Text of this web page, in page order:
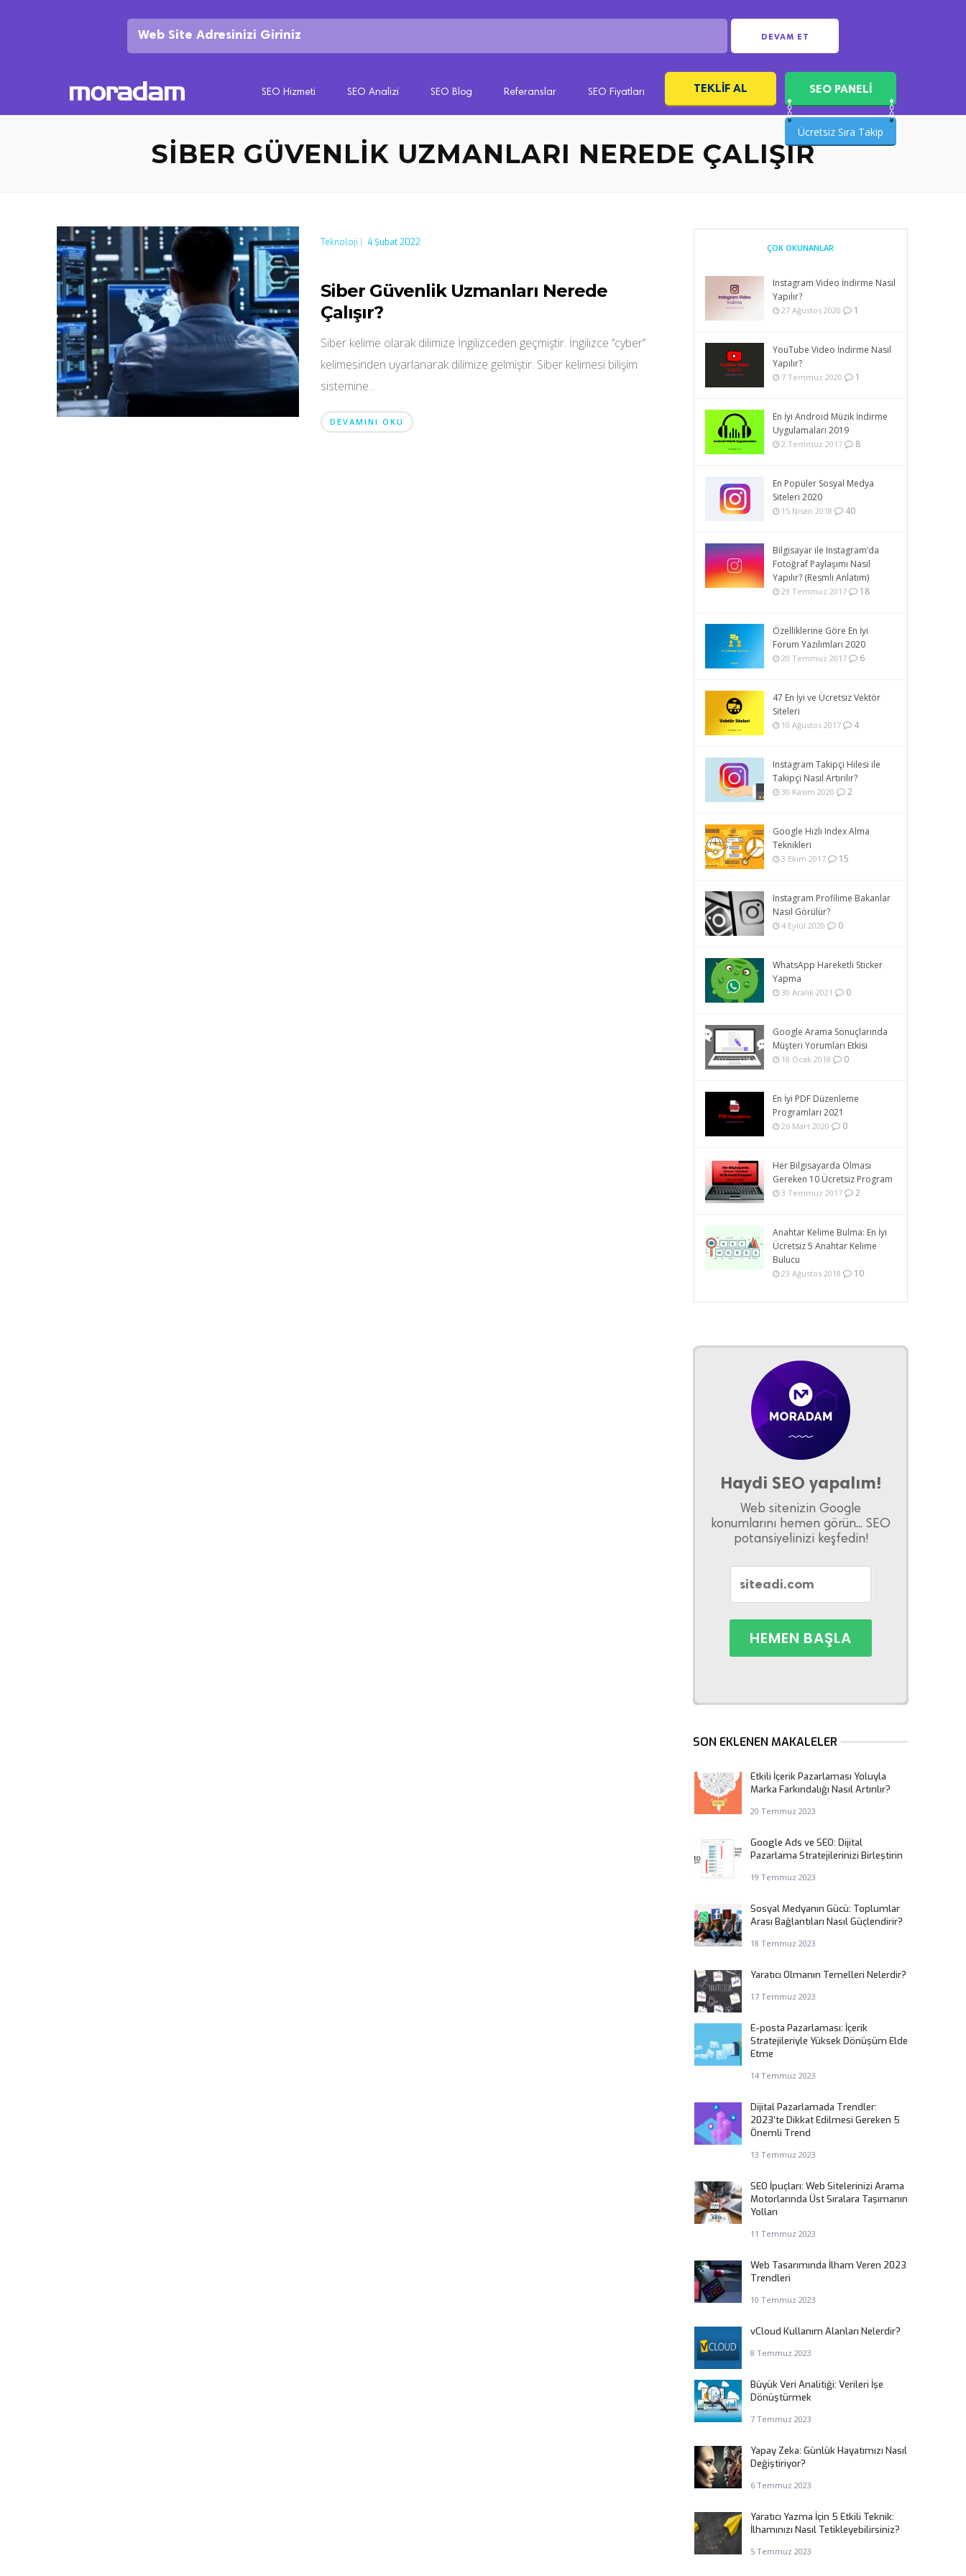
DEVAM ET
SEO Hizmeti SEO Analizi SEO Blog Referanslar SEO Fiyatları TEKLIF AL SEO PANELİ
Ücretsiz Sıra Takip
SIBER GÜVENLIK UZMANLARI NEREDE ÇALIŞIR
Teknoloji 4 Şubat 2022
Siber Güvenlik Uzmanları Nerede
Çalışır?
Siber kelime olarak dilimize İngilizceden geçmiştir. İngilizce ‘’cyber’’
kelimesinden uyarlanarak dilimize gelmiştir. Siber kelimesi bilişim
sistemine...
DEVAMINI OKU
ÇOK OKUNANLAR
Instagram Video İndirme Nasıl
Yapılır?
27 Ağustos 2020 1
YouTube Video İndirme Nasıl
Yapılır?
7 Temmuz 2020 1
En İyi Android Müzik İndirme
Uygulamaları 2019
2 Temmuz 2017 8
En Popüler Sosyal Medya
Siteleri 2020
15 Nisan 2018 40
Bilgisayar ile Instagram’da
Fotoğraf Paylaşımı Nasıl
Yapılır? (Resmli Anlatım)
29 Temmuz 2017 18
Özelliklerine Göre En İyi
Forum Yazılımları 2020
20 Temmuz 2017 6
47 En İyi ve Ücretsiz Vektör
Siteleri
10 Ağustos 2017 4
Instagram Takipçi Hilesi ile
Takipçi Nasıl Artırılır?
30 Kasım 2020 2
Google Hızlı Index Alma
Teknikleri
3 Ekim 2017 15
Instagram Profilime Bakanlar
Nasıl Görülür?
4 Eylül 2020 0
WhatsApp Hareketli Sticker
Yapma
30 Aralık 2021 0
Google Arama Sonuçlarında
Müşteri Yorumları Etkisi
18 Ocak 2018 0
En İyi PDF Düzenleme
Programları 2021
26 Mart 2020 0
Her Bilgisayarda Olması
Gereken 10 Ücretsiz Program
3 Temmuz 2017 2
Anahtar Kelime Bulma: En İyi
Ücretsiz 5 Anahtar Kelime
Bulucu
23 Ağustos 2018 10
Haydi SEO yapalım!
Web sitenizin Google
konumlarını hemen görün... SEO
potansiyelinizi keşfedin!
SON EKLENEN MAKALELER
Etkili İçerik Pazarlaması Yoluyla
Marka Farkındalığı Nasıl Artırılır?
20 Temmuz 2023
Google Ads ve SEO: Dijital
Pazarlama Stratejilerinizi Birleştirin
19 Temmuz 2023
Sosyal Medyanın Gücü: Toplumlar
Arası Bağlantıları Nasıl Güçlendirir?
18 Temmuz 2023
Yaratıcı Olmanın Temelleri Nelerdir?
17 Temmuz 2023
E-posta Pazarlaması: İçerik
Stratejileriyle Yüksek Dönüşüm Elde
Etme
14 Temmuz 2023
Dijital Pazarlamada Trendler:
2023’te Dikkat Edilmesi Gereken 5
Önemli Trend
13 Temmuz 2023
SEO İpuçları: Web Sitelerinizi Arama
Motorlarında Üst Sıralara Taşımanın
Yolları
11 Temmuz 2023
Web Tasarımında İlham Veren 2023
Trendleri
10 Temmuz 2023
vCloud Kullanım Alanları Nelerdir?
8 Temmuz 2023
Büyük Veri Analitiği: Verileri İşe
Dönüştürmek
7 Temmuz 2023
Yapay Zeka: Günlük Hayatımızı Nasıl
Değiştiriyor?
6 Temmuz 2023
Yaratıcı Yazma İçin 5 Etkili Teknik:
İlhamınızı Nasıl Tetikleyebilirsiniz?
5 Temmuz 2023